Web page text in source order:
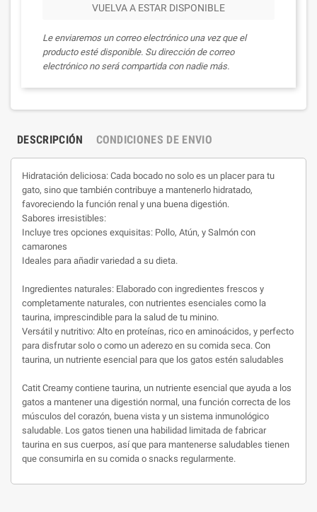
VUELVA A ESTAR DISPONIBLE
Le enviaremos un correo electrónico una vez que el
producto esté disponible. Su dirección de correo
electrónico no será compartida con nadie más.
DESCRIPCIÓN CONDICIONES DE ENVIO
Hidratación deliciosa: Cada bocado no solo es un placer para tu
gato, sino que también contribuye a mantenerlo hidratado,
favoreciendo la función renal y una buena digestión.
Sabores irresistibles:
Incluye tres opciones exquisitas: Pollo, Atún, y Salmón con
camarones
Ideales para añadir variedad a su dieta.
Ingredientes naturales: Elaborado con ingredientes frescos y
completamente naturales, con nutrientes esenciales como la
taurina, imprescindible para la salud de tu minino.
Versátil y nutritivo: Alto en proteínas, rico en aminoácidos, y perfecto
para disfrutar solo o como un aderezo en su comida seca. Con
taurina, un nutriente esencial para que los gatos estén saludables
Catit Creamy contiene taurina, un nutriente esencial que ayuda a los
gatos a mantener una digestión normal, una función correcta de los
músculos del corazón, buena vista y un sistema inmunológico
saludable. Los gatos tienen una habilidad limitada de fabricar
taurina en sus cuerpos, así que para mantenerse saludables tienen
que consumirla en su comida o snacks regularmente.